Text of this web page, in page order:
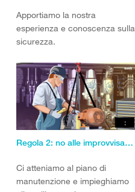
Apportiamo la nostra
esperienza e conoscenza sulla
sicurezza.
:
Regola 2: no alle improvvisazioni
Ci atteniamo al piano di
manutenzione e impieghiamo